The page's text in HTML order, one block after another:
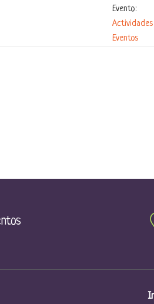
Evento:
Eventos